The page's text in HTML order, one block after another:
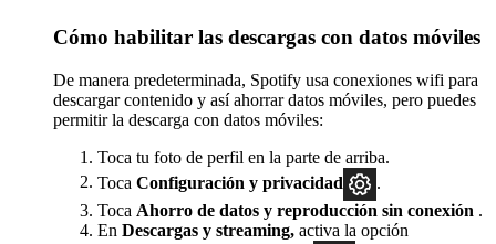
Cómo habilitar las descargas con datos móviles
De manera predeterminada, Spotify usa conexiones wifi para
descargar contenido y así ahorrar datos móviles, pero puedes
permitir la descarga con datos móviles:
Toca tu foto de perfil en la parte de arriba.
Toca Configuración y privacidad
Toca Ahorro de datos y reproducción sin conexión .
En Descargas y streaming, activa la opción